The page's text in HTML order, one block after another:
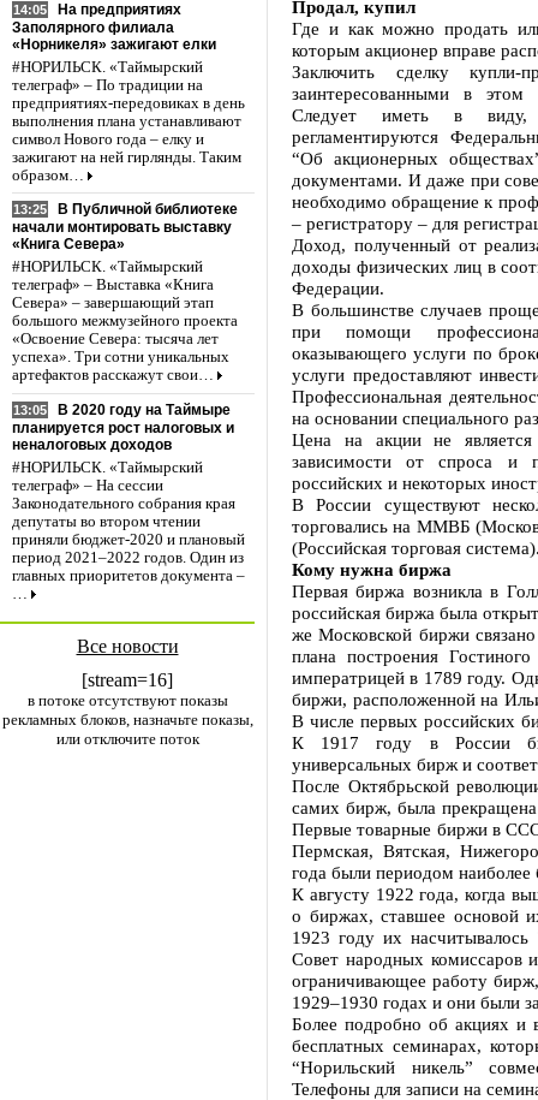
14:05
На предприятиях
Заполярного филиала
«Норникеля» зажигают елки
#НОРИЛЬСК. «Таймырский
телеграф» – По традиции на
предприятиях-передовиках в день
выполнения плана устанавливают
символ Нового года – елку и
зажигают на ней гирлянды. Таким
образом…
13:25
В Публичной библиотеке
начали монтировать выставку
«Книга Севера»
#НОРИЛЬСК. «Таймырский
телеграф» – Выставка «Книга
Севера» – завершающий этап
большого межмузейного проекта
«Освоение Севера: тысяча лет
успеха». Три сотни уникальных
артефактов расскажут свои…
13:05
В 2020 году на Таймыре
планируется рост налоговых и
неналоговых доходов
#НОРИЛЬСК. «Таймырский
телеграф» – На сессии
Законодательного собрания края
депутаты во втором чтении
приняли бюджет-2020 и плановый
период 2021–2022 годов. Один из
главных приоритетов документа –
…
Все новости
[stream=16]
в потоке отсутствуют показы
рекламных блоков, назначьте показы,
или отключите поток
Продал, купил
Где и как можно продать
которым акционер вправе
Заключить сделку
заинтересованными в
Следует иметь в
регламентируются
“Об акционерных
документами. И даже при
необходимо обращение к
– регистратору – для
Доход, полученный от
доходы физических лиц в
Федерации.
В большинстве случаев
при помощи
оказывающего услуги по
услуги предоставляют
Профессиональная
на основании специального
Цена на акции не
зависимости от спроса и
российских и некоторых
В России существуют
торговались на ММВБ
(Российская торговая
Кому нужна биржа
Первая биржа возникла в
российская биржа была
же Московской биржи
плана построения
императрицей в 1789 году.
биржи, расположенной на
В числе первых российских
К 1917 году в России
универсальных бирж и
После Октябрьской
самих бирж, была
Первые товарные биржи в
Пермская, Вятская,
года были периодом наиболее
К августу 1922 года, когда
о биржах, ставшее основой
1923 году их
Совет народных комиссаров
ограничивающее работу
1929–1930 годах и они были
Более подробно об акциях и
бесплатных семинарах,
“Норильский никель”
Телефоны для записи на